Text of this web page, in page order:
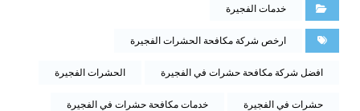
خدمات الفجيرة
ارخص شركة مكافحة الحشرات الفجيرة
افضل شركة مكافحة حشرات في الفجيرة الحشرات الفجيرة
حشرات في الفجيرة خدمات مكافحة حشرات في الفجيرة